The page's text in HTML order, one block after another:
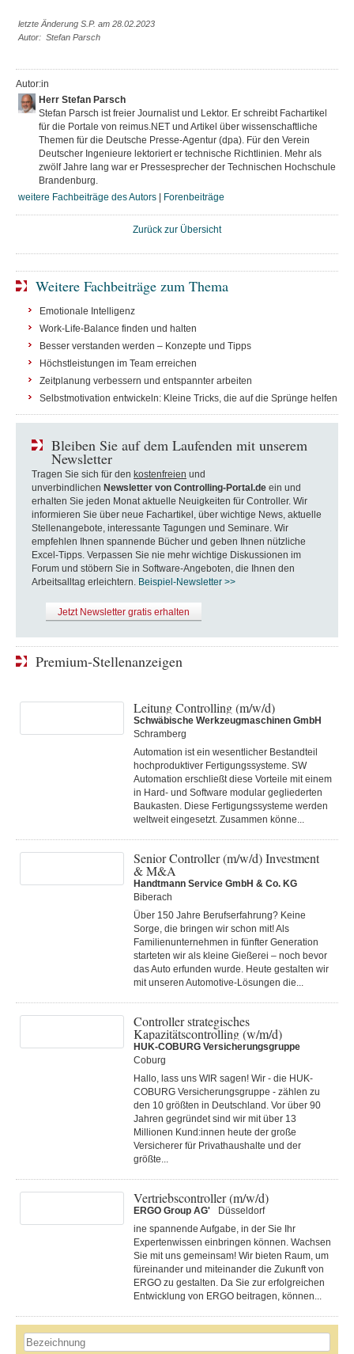
letzte Änderung S.P. am 28.02.2023
Autor: Stefan Parsch
Autor:in
Herr Stefan Parsch
Stefan Parsch ist freier Journalist und Lektor. Er schreibt Fachartikel
für die Portale von reimus.NET und Artikel über wissenschaftliche
Themen für die Deutsche Presse-Agentur (dpa). Für den Verein
Deutscher Ingenieure lektoriert er technische Richtlinien. Mehr als
zwölf Jahre lang war er Pressesprecher der Technischen Hochschule
Brandenburg.
weitere Fachbeiträge des Autors
Forenbeiträge
Zurück zur Übersicht
Weitere Fachbeiträge zum Thema
Emotionale Intelligenz
Work-Life-Balance finden und halten
Besser verstanden werden – Konzepte und Tipps
Höchstleistungen im Team erreichen
Zeitplanung verbessern und entspannter arbeiten
Selbstmotivation entwickeln: Kleine Tricks, die auf die Sprünge helfen
Bleiben Sie auf dem Laufenden mit unserem
Newsletter
Tragen Sie sich für den kostenfreien und
unverbindlichen Newsletter von Controlling-Portal.de ein und
erhalten Sie jeden Monat aktuelle Neuigkeiten für Controller. Wir
informieren Sie über neue Fachartikel, über wichtige News, aktuelle
Stellenangebote, interessante Tagungen und Seminare. Wir
empfehlen Ihnen spannende Bücher und geben Ihnen nützliche
Excel-Tipps. Verpassen Sie nie mehr wichtige Diskussionen im
Forum und stöbern Sie in Software-Angeboten, die Ihnen den
Arbeitsalltag erleichtern. Beispiel-Newsletter >>
Jetzt Newsletter gratis erhalten
Premium-Stellenanzeigen
Leitung Controlling (m/w/d)
Schwäbische Werkzeugmaschinen GmbH
Schramberg
Automation ist ein wesentlicher Bestandteil
hochproduktiver Fertigungssysteme. SW
Automation erschließt diese Vorteile mit einem
in Hard- und Software modular gegliederten
Baukasten. Diese Fertigungs­systeme werden
weltweit eingesetzt. Zusammen könne...
Senior Controller (m/w/d) Investment
& M&A
Handtmann Service GmbH & Co. KG
Biberach
Über 150 Jahre Berufserfahrung? Keine
Sorge, die bringen wir schon mit! Als
Familienunternehmen in fünfter Generation
starteten wir als kleine Gießerei – noch bevor
das Auto erfunden wurde. Heute gestalten wir
mit unseren Automotive-Lösungen die...
Controller strategisches
Kapazitätscontrolling (w/m/d)
HUK-COBURG Versicherungsgruppe
Coburg
Hallo, lass uns WIR sagen! Wir - die HUK-
COBURG Versicherungsgruppe - zählen zu
den 10 größten in Deutschland. Vor über 90
Jahren gegründet sind wir mit über 13
Millionen Kund:innen heute der große
Versicherer für Privathaushalte und der
größte...
Vertriebscontroller (m/w/d)
ERGO Group AG'
Düsseldorf
ine spannende Aufgabe, in der Sie Ihr
Expertenwissen einbringen können. Wachsen
Sie mit uns gemeinsam! Wir bieten Raum, um
füreinander und miteinander die Zukunft von
ERGO zu gestalten. Da Sie zur erfolgreichen
Entwicklung von ERGO beitragen, können...